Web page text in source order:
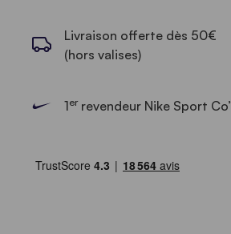
Livraison offerte dès 50€
(hors valises)
1errevendeur Nike Sport Co’